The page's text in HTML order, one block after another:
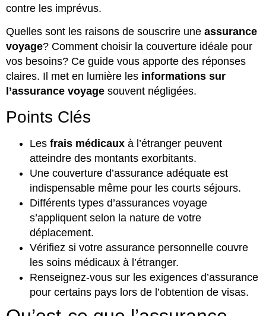
contre les imprévus.
Quelles sont les raisons de souscrire une assurance
voyage? Comment choisir la couverture idéale pour
vos besoins? Ce guide vous apporte des réponses
claires. Il met en lumière les informations sur
l’assurance voyage souvent négligées.
Points Clés
Les frais médicaux à l’étranger peuvent
atteindre des montants exorbitants.
Une couverture d’assurance adéquate est
indispensable même pour les courts séjours.
Différents types d’assurances voyage
s’appliquent selon la nature de votre
déplacement.
Vérifiez si votre assurance personnelle couvre
les soins médicaux à l’étranger.
Renseignez-vous sur les exigences d’assurance
pour certains pays lors de l’obtention de visas.